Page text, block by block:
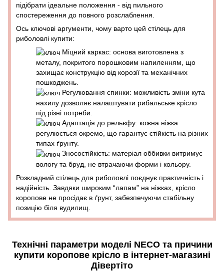
підібрати ідеальне положення - від пильного
спостереження до повного розслаблення.
Ось ключові аргументи, чому варто цей стілець для
риболовлі купити:
Міцний каркас: основа виготовлена з
металу, покритого порошковим напиленням, що
захищає конструкцію від корозії та механічних
пошкоджень.
Регулювання спинки: можливість зміни кута
нахилу дозволяє налаштувати рибальське крісло
під різні потреби.
Адаптація до рельєфу: кожна ніжка
регулюється окремо, що гарантує стійкість на різних
типах ґрунту.
Зносостійкість: матеріал оббивки витримує
вологу та бруд, не втрачаючи форми і кольору.
Розкладний стілець для риболовлі поєднує практичність і
надійність. Завдяки широким “лапам” на ніжках, крісло
коропове не просідає в ґрунт, забезпечуючи стабільну
позицію біля вудилищ.
Технічні параметри моделі NECO та причини
купити коропове крісло в інтернет-магазині
Дівертіто